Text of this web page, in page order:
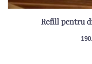
Refill pentru